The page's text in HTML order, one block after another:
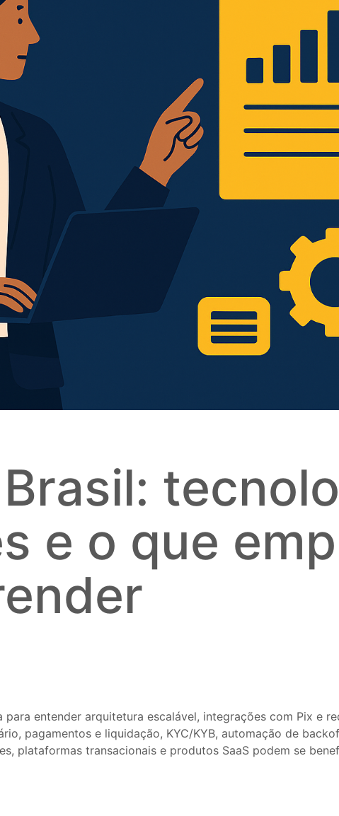
e o que
entender arquitetura escalável, integrações com Pix e
pagamentos e liquidação, KYC/KYB, automação de
plataformas transacionais e produtos SaaS podem se